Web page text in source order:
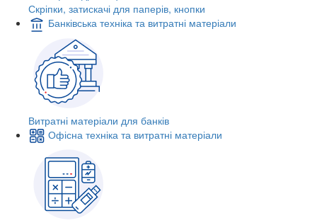
Скріпки, затискачі для паперів, кнопки
Банківська техніка та витратні матеріали
Витратні матеріали для банків
Офісна техніка та витратні матеріали